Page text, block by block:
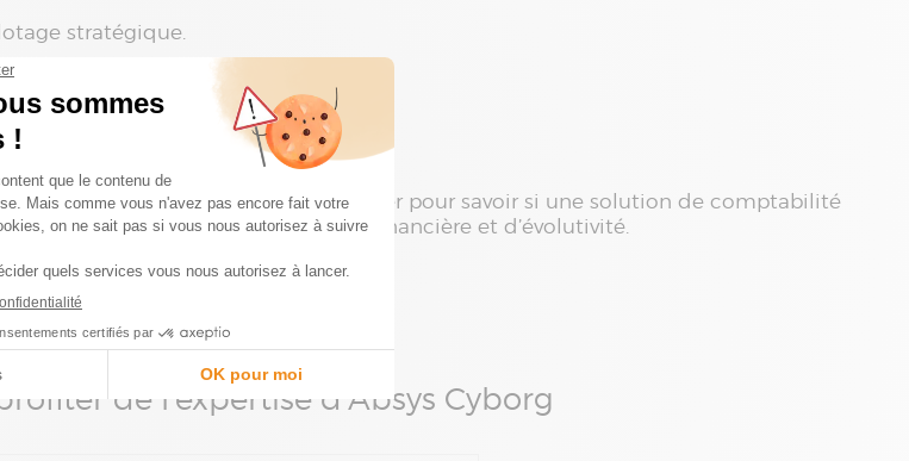
stratégique.
met en lumière les signaux à surveiller pour savoir si une solution de comptabilité
de performance, de visibilité financière et d’évolutivité.
?
de l'expertise d'Absys Cyborg